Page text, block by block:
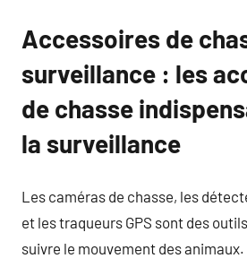
Accessoires de
surveillance : les
de chasse
la surveillance
Les caméras de chasse, les
et les traqueurs GPS sont des
suivre le mouvement des animaux.